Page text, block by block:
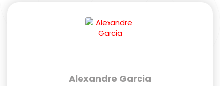
Alexandre Garcia